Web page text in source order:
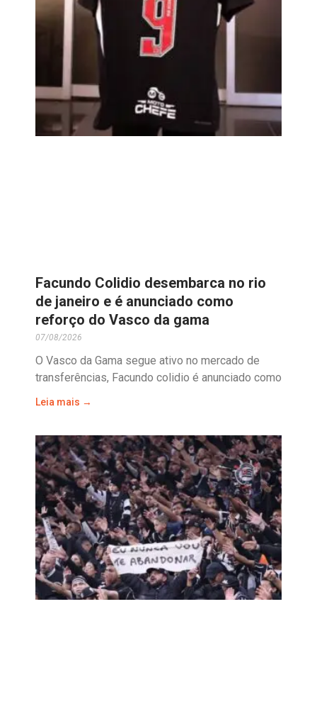
Facundo Colidio desembarca no rio
de janeiro e é anunciado como
reforço do Vasco da gama
07/08/2026
O Vasco da Gama segue ativo no mercado de
transferências, Facundo colidio é anunciado como
Leia mais →